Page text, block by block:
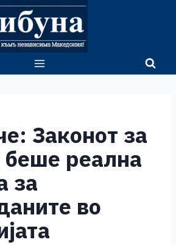
Законот за
беше реална
за
во